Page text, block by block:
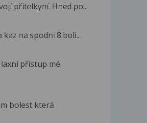
přítelkyní. Hned po...
na spodni 8.boli...
přístup mé
bolest která